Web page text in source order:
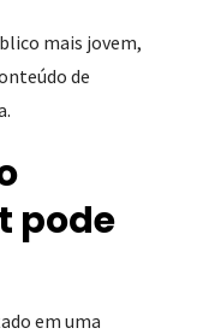
mais jovem,
de
pode
em uma